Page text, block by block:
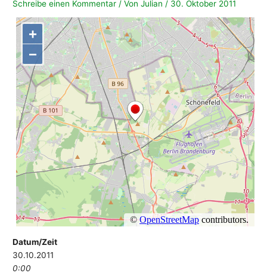
Schreibe einen Kommentar / VonJulian / 30. Oktober 2011
Datum/Zeit
30.10.2011
0:00